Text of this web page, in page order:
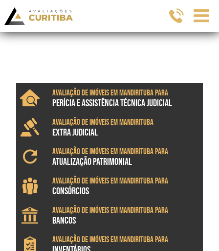
Avaliação de imóveis em Mandirituba para
PERÍCIA E ASSISTÊNCIA TÉCNICA JUDICIAL
Avaliação de imóveis em Mandirituba
EXTRA JUDICIAL
Avaliação de imóveis em Mandirituba para
ATUALIZAÇÃO PATRIMONIAL
Avaliação de imóveis em Mandirituba para
CONSÓRCIOS
Avaliação de imóveis em Mandirituba para
BANCOS
Avaliação de imóveis em Mandirituba para